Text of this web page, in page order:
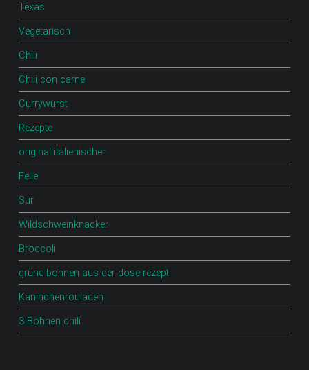
Texas
Vegetarisch
Chili
Chili con carne
Currywurst
Rezepte
original italienischer
Felle
Sur
Wildschweinknacker
Broccoli
grüne bohnen aus der dose rezept
Kaninchenrouladen
3 Bohnen chili